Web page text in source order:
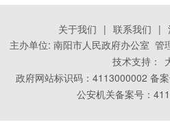
关于我们 | 联系我们 |
主办单位: 南阳市人民政府办公室 管
技术支持：
政府网站标识码：4113000002 备案
公安机关备案号：